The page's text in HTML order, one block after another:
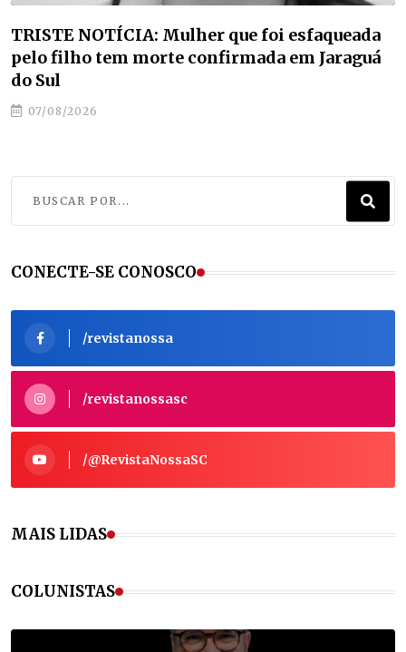
Estudantes de Jaraguá do Sul classificam para
etapa nacional da maior competição de
educação profissional do mundo
07/08/2026
CONECTE-SE CONOSCO
/revistanossa
/revistanossasc
/@RevistaNossaSC
MAIS LIDAS
COLUNISTAS